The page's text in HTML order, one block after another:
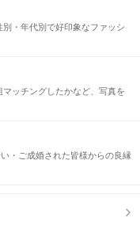
能性あり！
くれる
ょう♫
・年代別で好印象なファッシ
ッチングしたかなど、写真を
・ご成婚された皆様からの良縁